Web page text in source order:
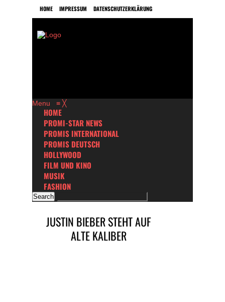
HOME IMPRESSUM DATENSCHUTZERKLÄRUNG
Menu ≡ ╳
HOME
PROMI-STAR NEWS
PROMIS INTERNATIONAL
PROMIS DEUTSCH
HOLLYWOOD
FILM UND KINO
MUSIK
FASHION
JUSTIN BIEBER STEHT AUF
ALTE KALIBER